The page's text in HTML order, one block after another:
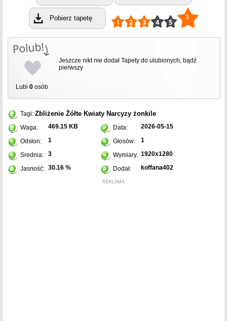
Pobierz tapetę 3
Lubi 0 osób
Jeszcze nikt nie dodał Tapety do ulubionych, bądź
pierwszy
Tagi: Zbliżenie Żółte Kwiaty Narcyzy żonkile
Waga: 469.15 KB Data: 2026-05-15
Odsłon: 1 Głosów: 1
Srednia: 3 Wymiary: 1920x1280
Jasność: 30.16 % Dodał: koffana402
REKLAMA